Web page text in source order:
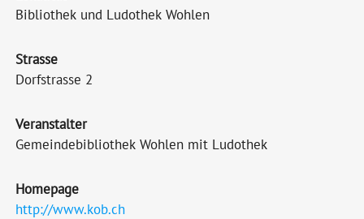
Bibliothek und Ludothek Wohlen
Strasse
Dorfstrasse 2
Veranstalter
Gemeindebibliothek Wohlen mit Ludothek
Homepage
http://www.kob.ch